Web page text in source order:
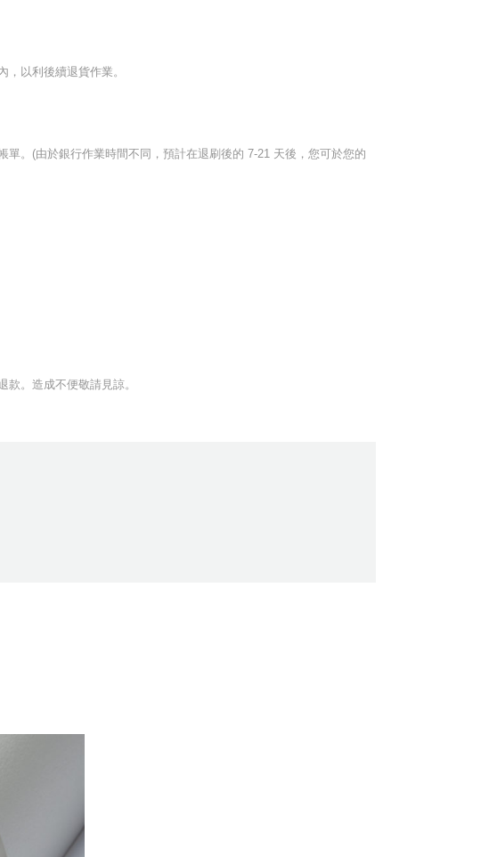
以利後續退貨作業。
。(由於銀行作業時間不同，預計在退刷後的 7-21 天後，您可於您的
。造成不便敬請見諒。